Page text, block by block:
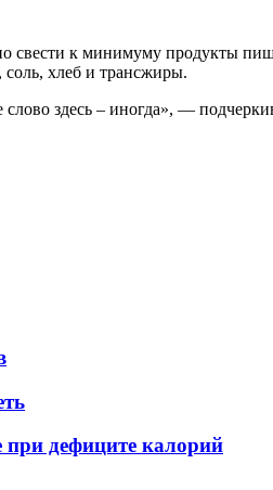
свести к минимуму продукты
хлеб и трансжиры.
здесь – иногда», —
при дефиците калорий